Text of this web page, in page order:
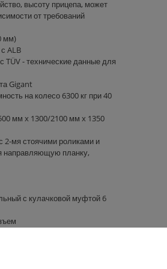
высоту прицепа, может
от требований
мм)
ALB
- технические данные для
Gigant
на колесо 6300 кг при 40
мм x 1300/2100 мм x 1350
2-мя стоячими роликами и
направляющую планку,
с кулачковой муфтой 6